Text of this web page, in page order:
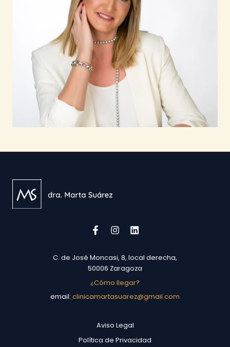
C. de José Moncasi, 8, local derecha,
50006 Zaragoza
¿Cómo llegar?
email: clinicamartasuarez@gmail.com
Aviso Legal
Política de Privacidad